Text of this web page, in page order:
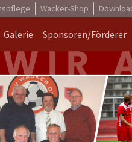
Wacker-Shop
Galerie Sponsoren/Förderer